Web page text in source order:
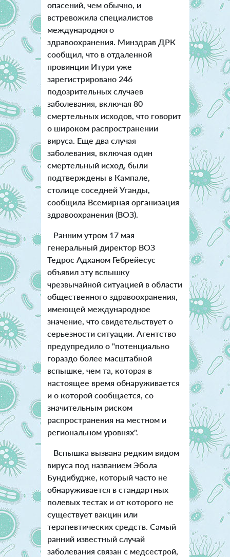
опасений, чем обычно, и
встревожила специалистов
международного
здравоохранения. Минздрав ДРК
сообщил, что в отдаленной
провинции Итури уже
зарегистрировано 246
подозрительных случаев
заболевания, включая 80
смертельных исходов, что говорит
о широком распространении
вируса. Еще два случая
заболевания, включая один
смертельный исход, были
подтверждены в Кампале,
столице соседней Уганды,
сообщила Всемирная организация
здравоохранения (ВОЗ).
Ранним утром 17 мая
генеральный директор ВОЗ
Тедрос Адханом Гебрейесус
объявил эту вспышку
чрезвычайной ситуацией в области
общественного здравоохранения,
имеющей международное
значение, что свидетельствует о
серьезности ситуации. Агентство
предупредило о "потенциально
гораздо более масштабной
вспышке, чем та, которая в
настоящее время обнаруживается
и о которой сообщается, со
значительным риском
распространения на местном и
региональном уровнях".
Вспышка вызвана редким видом
вируса под названием Эбола
Бундибудже, который часто не
обнаруживается в стандартных
полевых тестах и от которого не
существует вакцин или
терапевтических средств. Самый
ранний известный случай
заболевания связан с медсестрой,